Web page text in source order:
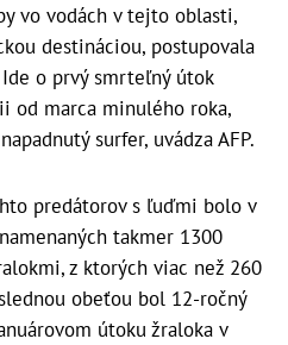
vo vodách v tejto oblasti,
destináciou, postupovala
o prvý smrteľný útok
od marca minulého roka,
surfer, uvádza AFP.
predátorov s ľuďmi bolo v
takmer 1300
z ktorých viac než 260
obeťou bol 12-ročný
útoku žraloka v